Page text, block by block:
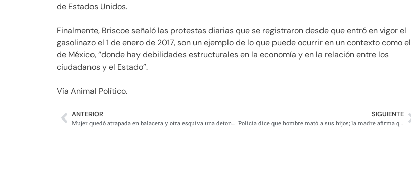
de Estados Unidos.
Finalmente, Briscoe señaló las protestas diarias que se registraron desde que entró en vigor el
gasolinazo el 1 de enero de 2017, son un ejemplo de lo que puede ocurrir en un contexto como el
de México, “donde hay debilidades estructurales en la economía y en la relación entre los
ciudadanos y el Estado”.
Vía Animal Político.
ANTERIOR SIGUIENTE
Policía dice que hombre mató a sus hijos; la madre afirma que fue durante operativo policiaco